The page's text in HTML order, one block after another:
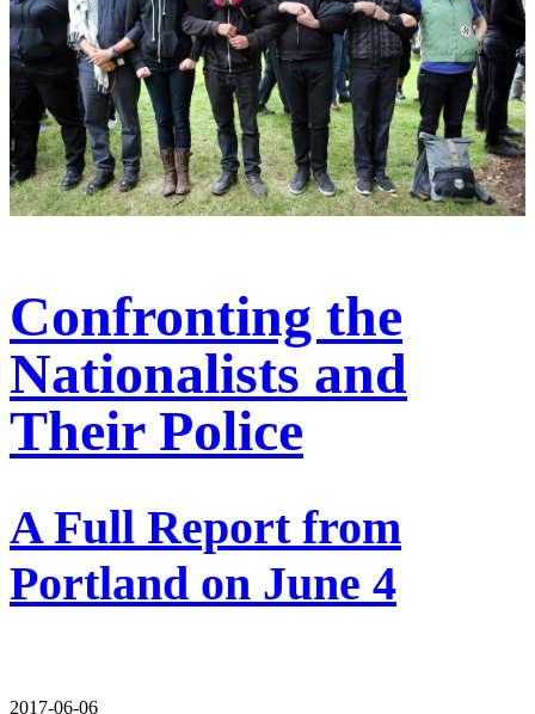
Confronting the
Nationalists and
Their Police
A Full Report from
Portland on June 4
2017-06-06